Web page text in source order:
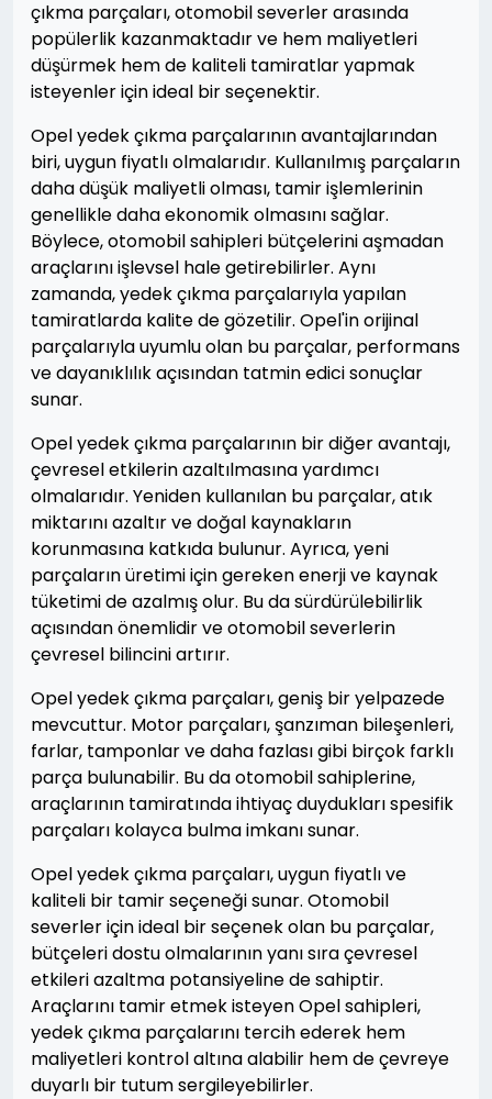
çıkma parçaları, otomobil severler arasında
popülerlik kazanmaktadır ve hem maliyetleri
düşürmek hem de kaliteli tamiratlar yapmak
isteyenler için ideal bir seçenektir.
Opel yedek çıkma parçalarının avantajlarından
biri, uygun fiyatlı olmalarıdır. Kullanılmış parçaların
daha düşük maliyetli olması, tamir işlemlerinin
genellikle daha ekonomik olmasını sağlar.
Böylece, otomobil sahipleri bütçelerini aşmadan
araçlarını işlevsel hale getirebilirler. Aynı
zamanda, yedek çıkma parçalarıyla yapılan
tamiratlarda kalite de gözetilir. Opel'in orijinal
parçalarıyla uyumlu olan bu parçalar, performans
ve dayanıklılık açısından tatmin edici sonuçlar
sunar.
Opel yedek çıkma parçalarının bir diğer avantajı,
çevresel etkilerin azaltılmasına yardımcı
olmalarıdır. Yeniden kullanılan bu parçalar, atık
miktarını azaltır ve doğal kaynakların
korunmasına katkıda bulunur. Ayrıca, yeni
parçaların üretimi için gereken enerji ve kaynak
tüketimi de azalmış olur. Bu da sürdürülebilirlik
açısından önemlidir ve otomobil severlerin
çevresel bilincini artırır.
Opel yedek çıkma parçaları, geniş bir yelpazede
mevcuttur. Motor parçaları, şanzıman bileşenleri,
farlar, tamponlar ve daha fazlası gibi birçok farklı
parça bulunabilir. Bu da otomobil sahiplerine,
araçlarının tamiratında ihtiyaç duydukları spesifik
parçaları kolayca bulma imkanı sunar.
Opel yedek çıkma parçaları, uygun fiyatlı ve
kaliteli bir tamir seçeneği sunar. Otomobil
severler için ideal bir seçenek olan bu parçalar,
bütçeleri dostu olmalarının yanı sıra çevresel
etkileri azaltma potansiyeline de sahiptir.
Araçlarını tamir etmek isteyen Opel sahipleri,
yedek çıkma parçalarını tercih ederek hem
maliyetleri kontrol altına alabilir hem de çevreye
duyarlı bir tutum sergileyebilirler.